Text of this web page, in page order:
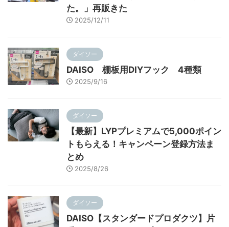
ダイソー
た。」再販きた
2025/12/11
DAISO 棚板用DIYフック 4種類
2025/9/16
ダイソー
【最新】LYPプレミアムで5,000ポイン
とめ
2025/8/26